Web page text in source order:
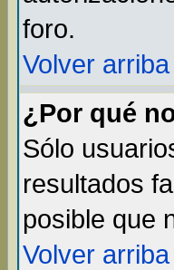
foro.
Volver arriba
¿Por qué
Sólo
resultados
posible que
Volver arriba